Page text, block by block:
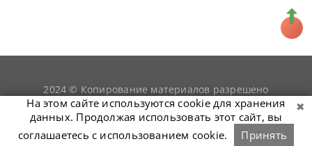
2024 © Копирование материалов разрешено
только при условии гиперссылки наsnookerist.ru
На этом сайте используются cookie для хранения
данных. Продолжая использовать этот сайт, вы
соглашаетесь с использованием cookie.
Принять